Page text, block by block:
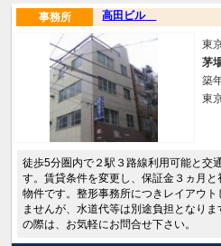
高田ビル
事務所
東
茅
築
東
徒歩5分圏内で２駅３路線利用可能と交
す。賃貸条件を変更し、保証金３ヵ月
物件です。整形事務所につきレイアウ
ませんが、水道代等は別途負担となり
の際は、お気軽にお問合せ下さい。